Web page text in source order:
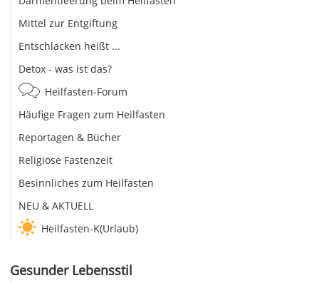
Mittel zur Entgiftung
Entschlacken heißt ...
Detox - was ist das?
Heilfasten-Forum
Häufige Fragen zum Heilfasten
Reportagen & Bücher
Religiöse Fastenzeit
Besinnliches zum Heilfasten
NEU & AKTUELL
Heilfasten-K(Urlaub)
Gesunder Lebensstil